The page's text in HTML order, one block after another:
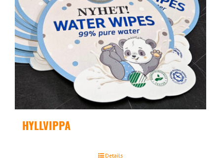
HYLLVIPPA
Details